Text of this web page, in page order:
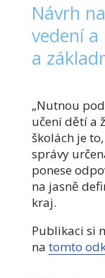
Návrh
vedení
a
„Nutnou
učení dětí a
školách je
správy
ponese
na jasně
kraj.
Publikaci si
na tomto